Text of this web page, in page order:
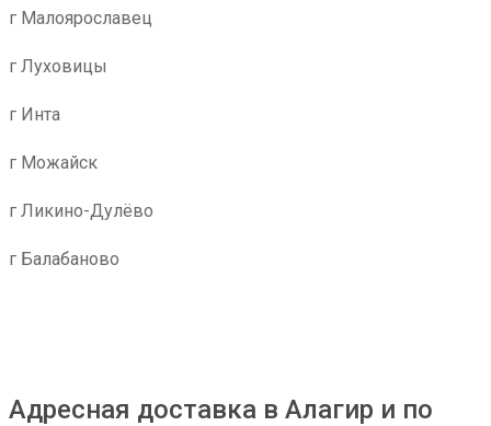
г Малоярославец
г Луховицы
г Инта
г Можайск
г Ликино-Дулёво
г Балабаново
Адресная доставка в Алагир и по